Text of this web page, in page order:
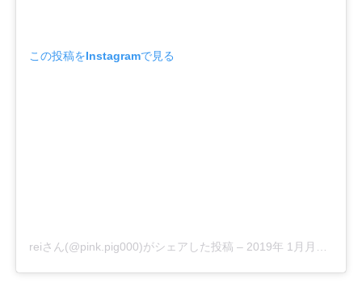
この投稿をInstagramで見る
reiさん(@pink.pig000)がシェアした投稿 – 2019年 1月月5日午後10時33分PST